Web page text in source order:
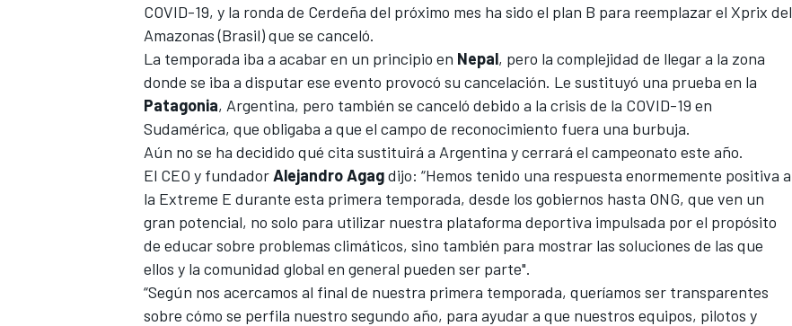
COVID-19, y la ronda de Cerdeña del próximo mes ha sido el plan B para reemplazar el Xprix del
Amazonas (Brasil)que se canceló.
La temporada iba a acabar en un principio en Nepal, pero la complejidad de llegar a la zona
donde se iba a disputar ese evento provocó su cancelación. Le sustituyó una prueba en la
Patagonia, Argentina, pero también se canceló debido a la crisis de la COVID-19 en
Sudamérica, que obligaba a que el campo de reconocimiento fuera una burbuja.
Aún no se ha decidido qué cita sustituirá a Argentina y cerrará el campeonato este año.
El CEO y fundadorAlejandro Agagdijo: “Hemos tenido una respuesta enormemente positiva a
la Extreme E durante esta primera temporada, desde los gobiernos hasta ONG, que ven un
gran potencial, no solo para utilizar nuestra plataforma deportiva impulsada por el propósito
de educar sobre problemas climáticos, sino también para mostrar las soluciones de las que
ellos y la comunidad global en general pueden ser parte".
“Según nos acercamos al final de nuestra primera temporada, queríamos ser transparentes
sobre cómo se perfila nuestro segundo año, para ayudar a que nuestros equipos, pilotos y